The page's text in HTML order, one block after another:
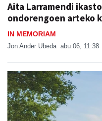
Aita Larramendi
ondorengoen arteko
IN MEMORIAM
Jon Ander Ubeda abu 06, 11:38